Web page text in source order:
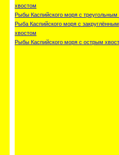
хвостом
Рыбы Каспийского моря с треугольным
Рыба Каспийского моря с закруглённым
хвостом
Рыбы Каспийского моря с острым